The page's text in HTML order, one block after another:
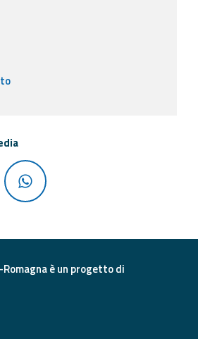
è un progetto di